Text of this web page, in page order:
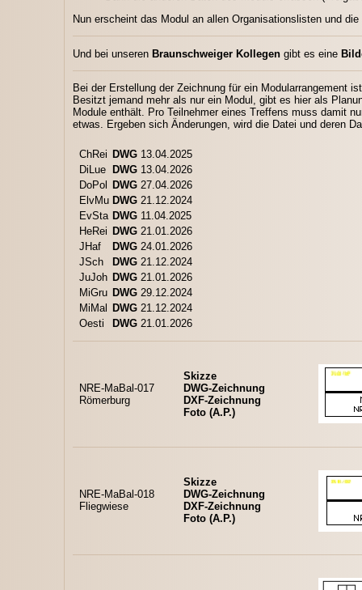
Nun erscheint das Modul an allen Organisationslisten und
Und bei unseren Braunschweiger Kollegen gibt es eine
Bei der Erstellung der Zeichnung für ein Modularrangement
Besitzt jemand mehr als nur ein Modul, gibt es hier als
Module enthält. Pro Teilnehmer eines Treffens muss damit
etwas. Ergeben sich Änderungen, wird die Datei und deren
ChRei DWG 13.04.2025
DiLue DWG 13.04.2026
DoPol DWG 27.04.2026
ElvMu DWG 21.12.2024
EvSta DWG 11.04.2025
HeRei DWG 21.01.2026
JHaf
DWG 24.01.2026
JSch
DWG 21.12.2024
JuJoh DWG 21.01.2026
MiGru DWG 29.12.2024
MiMal DWG 21.12.2024
Oesti
DWG 21.01.2026
NRE-MaBal-017
Römerburg
Skizze
DWG-Zeichnung
DXF-Zeichnung
Foto (A.P.)
NRE-MaBal-018
Fliegwiese
Skizze
DWG-Zeichnung
DXF-Zeichnung
Foto (A.P.)